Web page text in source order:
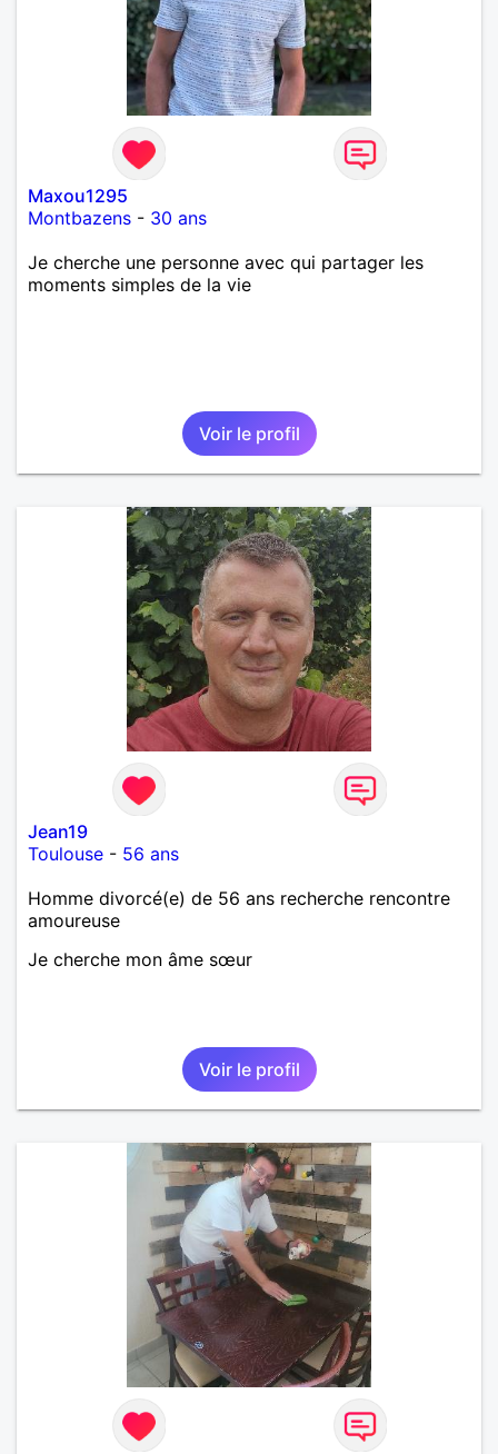
Maxou1295
Montbazens - 30 ans
Je cherche une personne avec qui partager les
moments simples de la vie
Voir le profil
Jean19
Toulouse - 56 ans
Homme divorcé(e) de 56 ans recherche rencontre
amoureuse
Je cherche mon âme sœur
Voir le profil